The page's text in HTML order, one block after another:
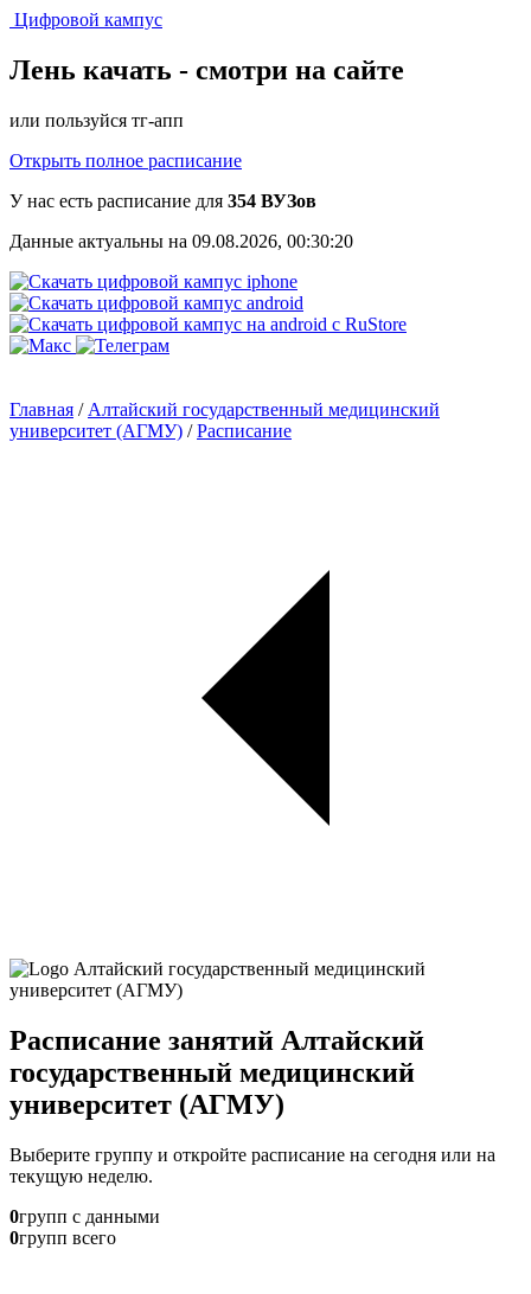
Цифровой кампус
Лень качать - смотри на сайте
или пользуйся тг-апп
Открыть полное расписание
У нас есть расписание для 354 ВУЗов
Данные актуальны на 09.08.2026, 00:30:20
Главная / Алтайский государственный медицинский
университет (АГМУ) /Расписание
Расписание занятий Алтайский
государственный медицинский
университет (АГМУ)
Выберите группу и откройте расписание на сегодня или на
текущую неделю.
0групп с данными
0групп всего